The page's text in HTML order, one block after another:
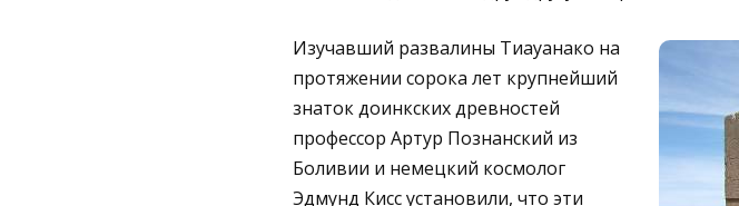
Изучавший развалины Тиауанако на
протяжении сорока лет крупнейший
знаток доинкских древностей
профессор Артур Познанский из
Боливии и немецкий космолог
Эдмунд Кисс установили, что эти